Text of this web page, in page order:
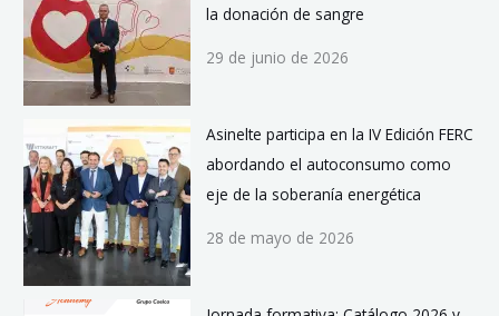
la donación de sangre
29 de junio de 2026
Asinelte participa en la IV Edición FERC
abordando el autoconsumo como
eje de la soberanía energética
28 de mayo de 2026